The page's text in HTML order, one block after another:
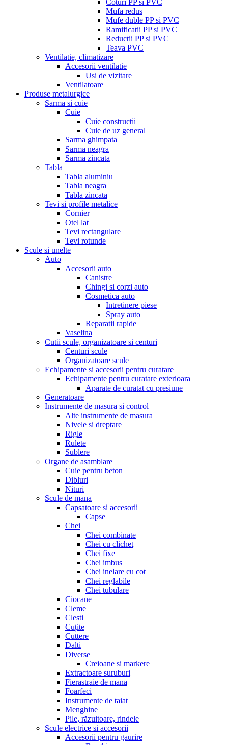
Coturi PP si PVC
Mufa redus
Mufe duble PP si PVC
Ramificatii PP si PVC
Reductii PP si PVC
Teava PVC
Ventilatie, climatizare
Accesorii ventilatie
Usi de vizitare
Ventilatoare
Produse metalurgice
Sarma si cuie
Cuie
Cuie constructii
Cuie de uz general
Sarma ghimpata
Sarma neagra
Sarma zincata
Tabla
Tabla aluminiu
Tabla neagra
Tabla zincata
Tevi si profile metalice
Cornier
Otel lat
Tevi rectangulare
Tevi rotunde
Scule si unelte
Auto
Accesorii auto
Canistre
Chingi si corzi auto
Cosmetica auto
Intretinere piese
Spray auto
Reparatii rapide
Vaselina
Cutii scule, organizatoare si centuri
Centuri scule
Organizatoare scule
Echipamente si accesorii pentru curatare
Echipamente pentru curatare exterioara
Aparate de curatat cu presiune
Generatoare
Instrumente de masura si control
Alte instrumente de masura
Nivele si dreptare
Rigle
Rulete
Sublere
Organe de asamblare
Cuie pentru beton
Dibluri
Nituri
Scule de mana
Capsatoare si accesorii
Capse
Chei
Chei combinate
Chei cu clichet
Chei fixe
Chei imbus
Chei inelare cu cot
Chei reglabile
Chei tubulare
Ciocane
Cleme
Clesti
Cuțite
Cuttere
Dalti
Diverse
Creioane si markere
Extractoare suruburi
Fierastraie de mana
Foarfeci
Instrumente de taiat
Menghine
Pile, răzuitoare, rindele
Scule electrice si accesorii
Accesorii pentru gaurire